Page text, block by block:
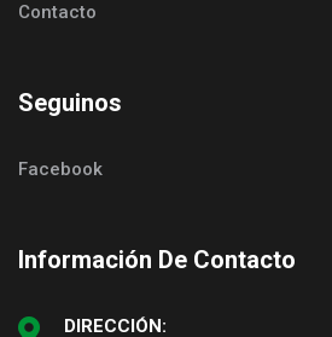
Contacto
Seguinos
Facebook
Información De Contacto
DIRECCIÓN: